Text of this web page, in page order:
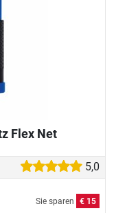
Flex Net
5,0
Sie sparen € 15